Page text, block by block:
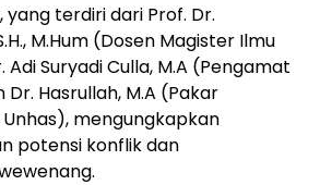
terdiri dari Prof. Dr.
M.Hum (Dosen Magister Ilmu
Adi Suryadi Culla, M.A (Pengamat
Dr. Hasrullah, M.A (Pakar
Unhas), mengungkapkan
potensi konflik dan